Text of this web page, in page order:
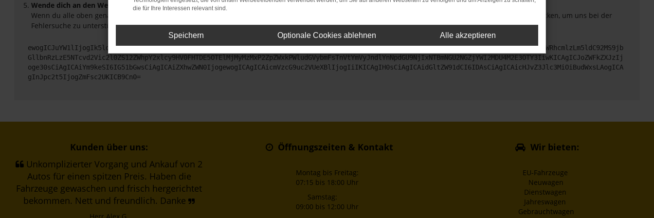
Wende dich an den Webseitenbetreiber.
Wenn du alle oben genannten Schritte versucht hast, kontaktiere uns bitte. Wir werden versuchen, das Problem zu beheben. Du kannst uns diesen Text schicken, um uns bei der
Fehlersuche zu unterstützen:
ewogICJuYW1lIjogIk5ldHdvcmtFcnJvciIsCiAgImNvbmZpZyI6IHsKICAgICJtZXRob2QiOiAiR0VUIiwKICAgICJ1cmwiOiAiaHR0cHM6Ly9hcGkueC5ha3MtcHJvZC5hdWRhcmlzLm5ldC92MS9jb
GllbnRzLzE5NTcvd2Vic2l0ZS12ZWhpY2xlcy9HV0FHTDE5OTElMjMyMzMxP2ZpZWxkPWludGVybmFsTnVtYmVyJndlYnNpdGU9NjIxNTBmNGU2NGZjYWI2MDU4M2E3OTY3IiwKICAgICJoZWFkZXJzIj
oge30sCiAgICAiYm9keSI6IG51bGwsCiAgICAiZXhwZWN0IjogewogICAgICAicmVzcG9uc2VUeXBlIjogIiIKICAgIH0sCiAgICAidGltZW91dCI6IDAsCiAgICAicHJvZ3Jlc3MiOiBudWxsLAogICA
gInJpc2t5IjogZmFsc2UKICB9Cn0=
Kunden über uns:
Unkomplizierter Vorgang und Ankauf von 2
Autos für einen spitzen Preis. Haben die
Fahrzeuge gewaschen und frisch hergerichtet
bekommen. Nett und freundlich. Danke
Öffnungszeiten & Kontakt
Montag bis Freitag:
07:15 bis 18:00 Uhr
Samstag:
09:00 bis 12:00 Uhr
Wir bieten:
EU-Fahrzeuge
Neuwagen
Dienstwagen
Jahreswagen
Gebrauchtwagen
die für Ihre Interessen relevant sind.
Speichern Optionale Cookies ablehnen Alle akzeptieren